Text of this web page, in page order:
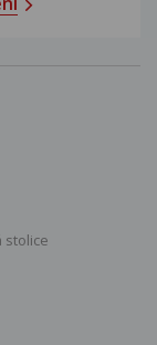
stolice